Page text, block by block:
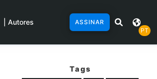
| Autores
ASSINAR
PT
Tags